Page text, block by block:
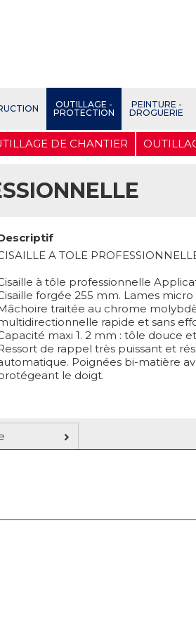
OUTILLAGE -
PROTECTION
PEINTURE -
DROGUERIE
DE CHANTIER
A TOLE
à tôle professionnelle
forgée 255 mm. Lames
traitée au chrome
rapide et sans
maxi 1. 2 mm : tôle douce
de rappel très puissant et
Poignées bi-matière
le doigt.